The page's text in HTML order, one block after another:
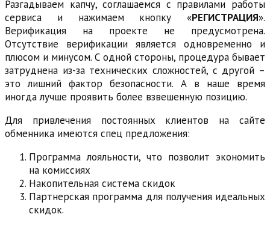
Разгадываем капчу, соглашаемся с правилами работы
сервиса и нажимаем кнопку «РЕГИСТРАЦИЯ».
Верификация на проекте не предусмотрена.
Отсутствие верификации является одновременно и
плюсом и минусом. С одной стороны, процедура бывает
затруднена из-за технических сложностей, с другой –
это лишний фактор безопасности. А в наше время
иногда лучше проявить более взвешенную позицию.
Для привлечения постоянных клиентов на сайте
обменника имеются спец предложения:
Программа лояльности, что позволит экономить
на комиссиях
Накопительная система скидок
Партнерская программа для получения идеальных
скидок.